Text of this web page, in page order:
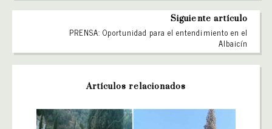
Siguiente artículo
PRENSA: Oportunidad para el entendimiento en el
Albaicín
Artículos relacionados